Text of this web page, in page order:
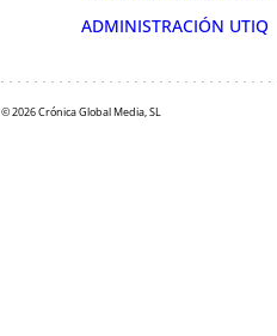
ADMINISTRACIÓN UTIQ
© 2026 Crónica Global Media, SL